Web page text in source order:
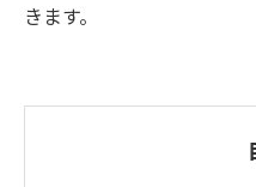
きます。